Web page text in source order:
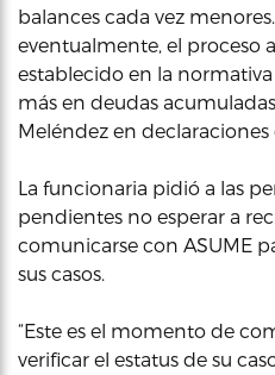
balances cada vez
eventualmente, el proceso
establecido en la
más en deudas
Meléndez en declaraciones
La funcionaria pidió a las
pendientes no esperar a
comunicarse con ASUME
sus casos.
“Este es el momento de
verificar el estatus de su